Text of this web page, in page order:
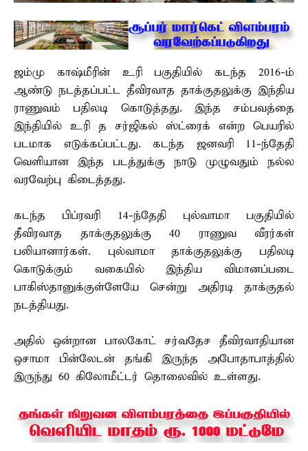
ஜம்மு காஷ்மீரின் உரி பகுதியில் கடந்த 2016-ம்
ஆண்டு நடத்தப்பட்ட தீவிரவாத தாக்குதலுக்கு இந்திய
ராணுவம் பதிலடி கொடுத்தது. இந்த சம்பவத்தை
இந்தியில் உரி த சர்ஜிகல் ஸ்ட்ரைக் என்ற பெயரில்
படமாக எடுக்கப்பட்டது. கடந்த ஜனவரி 11-ந்தேதி
வெளியான இந்த படத்துக்கு நாடு முழுவதும் நல்ல
வரவேற்பு கிடைத்தது.
கடந்த பிப்ரவரி 14-ந்தேதி புல்வாமா பகுதியில்
தீவிரவாத தாக்குதலுக்கு 40 ராணுவ வீரர்கள்
பலியானார்கள். புல்வாமா தாக்குதலுக்கு பதிலடி
கொடுக்கும் வகையில் இந்திய விமானப்படை
பாகிஸ்தானுக்குள்ளேயே சென்று அதிரடி தாக்குதல்
நடத்தியது.
அதில் ஒன்றான பாலகோட் சர்வதேச தீவிரவாதியான
ஒசாமா பின்லேடன் தங்கி இருந்த அபோதாபாத்தில்
இருந்து 60 கிலோமீட்டர் தொலைவில் உள்ளது.